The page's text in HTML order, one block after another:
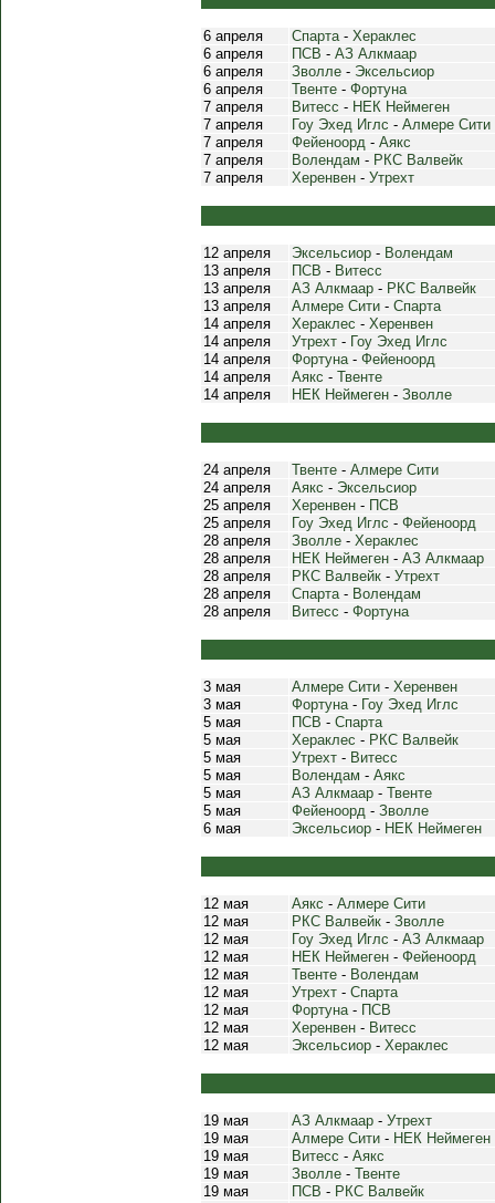
6 апреля Спарта- Хераклес
6 апреля
ПСВ - АЗ Алкмаар
6 апреля
Зволле - Эксельсиор
6 апреля
Твенте - Фортуна
7 апреля
Витесс - НЕК Неймеген
7 апреля
Гоу Эхед Иглс - Алмере Сити
7 апреля
Фейеноорд - Аякс
7 апреля
Волендам - РКС Валвейк
7 апреля
Херенвен - Утрехт
12 апреля Эксельсиор - Волендам
13 апреля
ПСВ - Витесс
13 апреля
АЗ Алкмаар - РКС Валвейк
13 апреля
Алмере Сити - Спарта
14 апреля
Хераклес - Херенвен
14 апреля
Утрехт - Гоу Эхед Иглс
14 апреля
Фортуна- Фейеноорд
14 апреля
Аякс - Твенте
14 апреля
НЕК Неймеген - Зволле
24 апреля Твенте - Алмере Сити
24 апреля
Аякс - Эксельсиор
25 апреля
Херенвен - ПСВ
25 апреля
Гоу Эхед Иглс - Фейеноорд
28 апреля
Зволле - Хераклес
28 апреля
НЕК Неймеген - АЗ Алкмаар
28 апреля
РКС Валвейк - Утрехт
28 апреля
Спарта- Волендам
28 апреля
Витесс - Фортуна
3 мая Алмере Сити - Херенвен
3 мая
Фортуна- Гоу Эхед Иглс
5 мая
ПСВ - Спарта
5 мая
Хераклес - РКС Валвейк
5 мая
Утрехт - Витесс
5 мая
Волендам - Аякс
5 мая
АЗ Алкмаар - Твенте
5 мая
Фейеноорд - Зволле
6 мая
Эксельсиор - НЕК Неймеген
12 мая Аякс - Алмере Сити
12 мая
РКС Валвейк - Зволле
12 мая
Гоу Эхед Иглс - АЗ Алкмаар
12 мая
НЕК Неймеген - Фейеноорд
12 мая
Твенте - Волендам
12 мая
Утрехт - Спарта
12 мая
Фортуна- ПСВ
12 мая
Херенвен - Витесс
12 мая
Эксельсиор - Хераклес
19 мая АЗ Алкмаар - Утрехт
19 мая
Алмере Сити - НЕК Неймеген
19 мая
Витесс - Аякс
19 мая
Зволле - Твенте
19 мая
ПСВ - РКС Валвейк